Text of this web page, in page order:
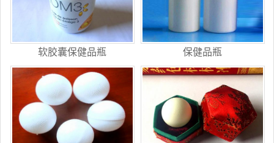
软胶囊保健品瓶 保健品瓶